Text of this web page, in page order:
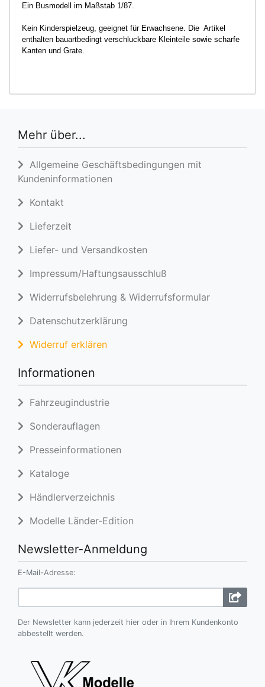
Ein Busmodell im Maßstab 1/87.
Kein Kinderspielzeug, geeignet für Erwachsene. Die Artikel
enthalten bauartbedingt verschluckbare Kleinteile sowie scharfe
Kanten und Grate.
Mehr über...
Allgemeine Geschäftsbedingungen mit
Kundeninformationen
Kontakt
Lieferzeit
Liefer- und Versandkosten
Impressum/Haftungsausschluß
Widerrufsbelehrung & Widerrufsformular
Datenschutzerklärung
Widerruf erklären
Informationen
Fahrzeugindustrie
Sonderauflagen
Presseinformationen
Kataloge
Händlerverzeichnis
Modelle Länder-Edition
Newsletter-Anmeldung
E-Mail-Adresse:
Der Newsletter kann jederzeit hier oder in Ihrem Kundenkonto
abbestellt werden.